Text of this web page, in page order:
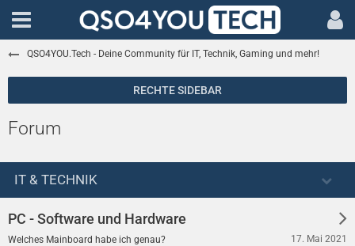
QSO4YOU.Tech - Deine Community für IT, Technik, Gaming und mehr!
Forum
IT & TECHNIK
PC - Software und Hardware
Welches Mainboard habe ich genau? 17. Mai 2021